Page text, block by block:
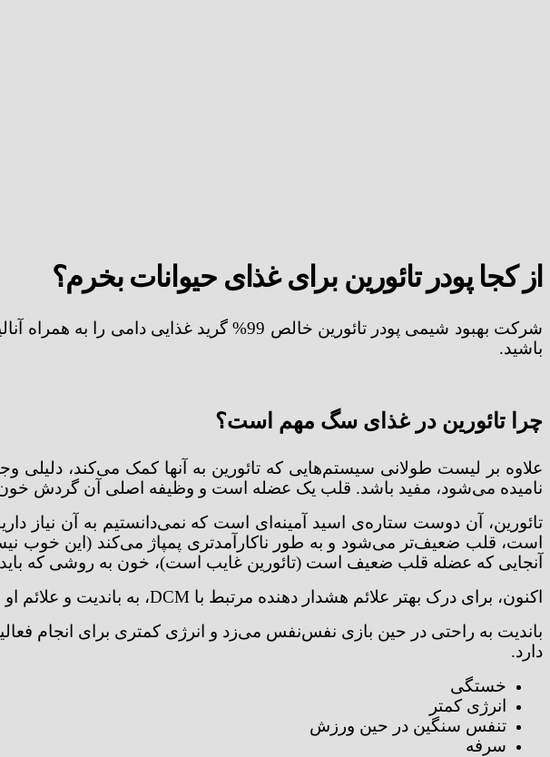
از کجا پودر تائورین برای غذای حیوانات بخرم؟
شرکت بهبود شیمی پودر تائورین خالص 99%
باشید.
چرا تائورین در غذای سگ مهم است؟
نامیده می‌شود، مفید باشد. قلب یک عضله است و وظیفه اصلی آن گردش
تائورین، آن دوست ستاره‌ی اسید آمینه‌ای است که نمی‌دانستیم به آن نیاز
آنجایی که عضله قلب ضعیف است (تائورین غایب است)، خون به روشی که
اکنون، برای درک بهتر علائم هشدار دهنده مرتبط با DCM، به باندیت و علائم او برگردیم.
باندیت به راحتی در حین بازی نفس‌نفس می‌زد و انرژی کمتری برای انجام
دارد.
خستگی
انرژی کمتر
تنفس سنگین در حین ورزش
سرفه